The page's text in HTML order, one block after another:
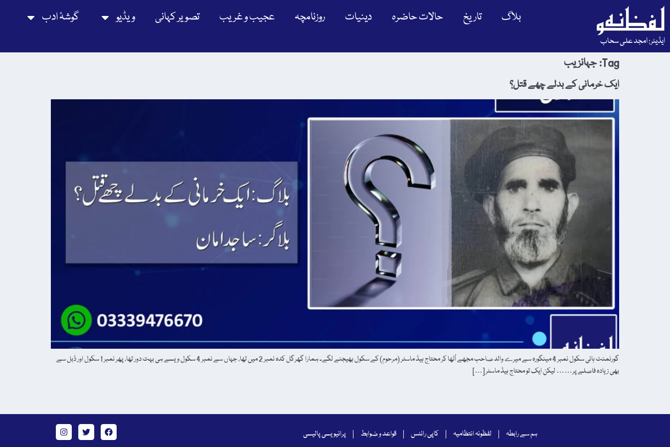
ایڈیٹر: امجد علی سحاب
بلاگ تاریخ حالات حاضرہ دینیات روزنامچہ عجیب و غریب تصویر کہانی ویڈیو گوشۂ ادب
Tag: جہانزیب
ایک خرمانی کے بدلے چھے قتل؟
گورنمنٹ ہائی سکول نمبر 4 مینگورہ سے میرے والد صاحب مجھے اُٹھا کر محتاج ہیڈ ماسٹر (مرحوم) کے سکول بھیجنے لگے۔ ہمارا گھرگل کدہ نمبر 2 میں تھا، جہاں سے نمبر 4 سکول ویسے ہی بہت دور تھا، پھر نمبر 1 سکول اور ڈبل سے
بھی زیادہ فاصلے پر…… لیکن ایک تو محتاج ہیڈ ماسٹر […]
ہم سے رابطہ لفظونہ انتظامیہ کاپی رائٹس قواعد و ضوابط پرائیویسی پالیسی